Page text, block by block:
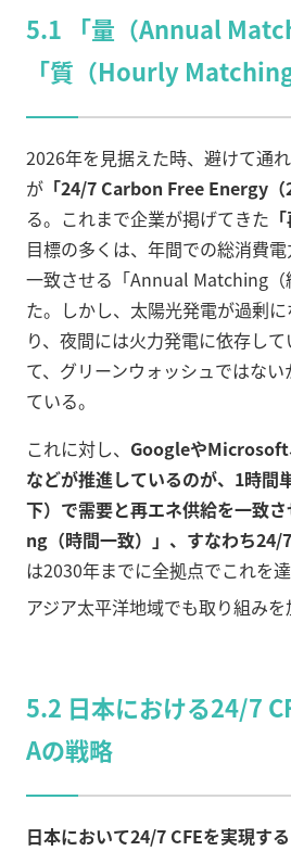
5.1 「量（Annual
「質（Hourly
2026年を見据えた時、避けて通
が 「24/7 Carbon Free Energy（
る。これまで企業が掲げてきた
目標の多くは、年間での総消費
一致させる「Annual Matching（
た。しかし、太陽光発電が過剰
り、夜間には火力発電に依存し
て、グリーンウォッシュではな
ている。
これに対し、 GoogleやMicrosoft
などが推進しているのが、1時間
下）で需要と再エネ供給を一致
ng（時間一致）」、すなわち24/
は2030年までに全拠点でこれを達
アジア太平洋地域でも取り組み
5.2 日本における24/7
Aの戦略
日本において24/7 CFEを実現す